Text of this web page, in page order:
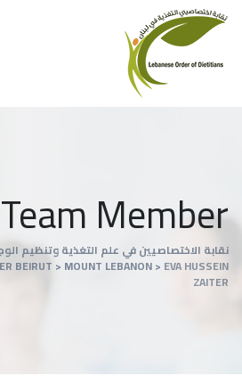
Team Member
نقابة الاختصاصيين في علم التغذية وتنظيم
BEIRUT > MOUNT LEBANON> EVA HUSSEIN
ZAITER